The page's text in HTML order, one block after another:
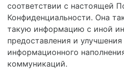
соответствии с настоящей
Конфиденциальности. Она
такую информацию с иной
предоставления и
информационного
коммуникаций.